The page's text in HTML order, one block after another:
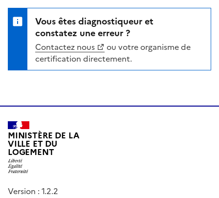
Vous êtes diagnostiqueur et
constatez une erreur ?
Contactez nous
ou votre organisme de
certification directement.
MINISTÈRE DE LA
VILLE ET DU
LOGEMENT
Version : 1.2.2